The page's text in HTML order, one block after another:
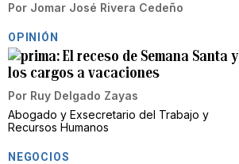
Por Jomar José Rivera Cedeño
OPINIÓN
El receso de Semana Santa y
los cargos a vacaciones
Por Ruy Delgado Zayas
Abogado y Exsecretario del Trabajo y
Recursos Humanos
NEGOCIOS